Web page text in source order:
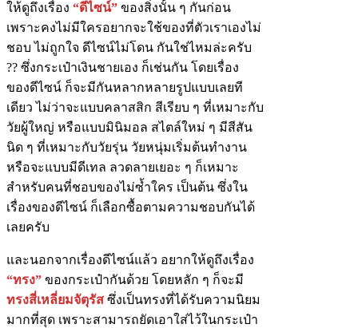
ให้ดูถึงเรื่อง “ดีไซน์” ของสิ่งนั้น ๆ กันก่อน
เพราะคงไม่มีใครอยากจะใช้ของที่ตัวเราเองไม่
ชอบ ไม่ถูกใจ ดีไซน์ไม่โดน กันใช่ไหมล่ะครับ
?? ซึ่งกระเป๋าเงินชายเอง ก็เช่นกัน โดยเรื่อง
ของดีไซน์ ก็จะมีกันหลากหลายรูปแบบเลยที
เดียว ไม่ว่าจะแบบคลาสสิก สีเรียบ ๆ ที่เหมาะกับ
วัยผู้ใหญ่ หรือแบบมินิมอล สไตล์ใหม่ ๆ มีสีสัน
นิด ๆ ที่เหมาะกับวัยรุ่น วัยหนุ่มเริ่มต้นทำงาน
หรือจะแบบมีดีเทล ลวดลายเยอะ ๆ ก็เหมาะ
สำหรับคนที่ชอบของไม่ซ้ำใคร เป็นต้น ซึ่งใน
เรื่องของดีไซน์ ก็เลือกซื้อตามความชอบกันได้
เลยครับ
และนอกจากเรื่องดีไซน์แล้ว อยากให้ดูถึงเรื่อง
“ทรง” ของกระเป๋ากันด้วย โดยหลัก ๆ ก็จะมี
ทรงสี่เหลี่ยมจัตุรัส ซึ่งเป็นทรงที่ได้รับความนิยม
มากที่สุด เพราะสามารถยัดเอาใส่ไว้ในกระเป๋า